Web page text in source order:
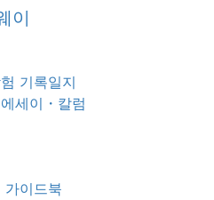
이
기록일지
세이・칼럼
가이드북